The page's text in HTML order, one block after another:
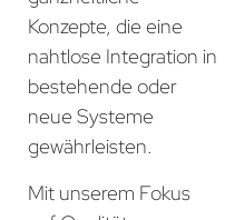
Konzepte, die eine
nahtlose Integration in
bestehende oder
neue Systeme
gewährleisten.
Mit unserem Fokus